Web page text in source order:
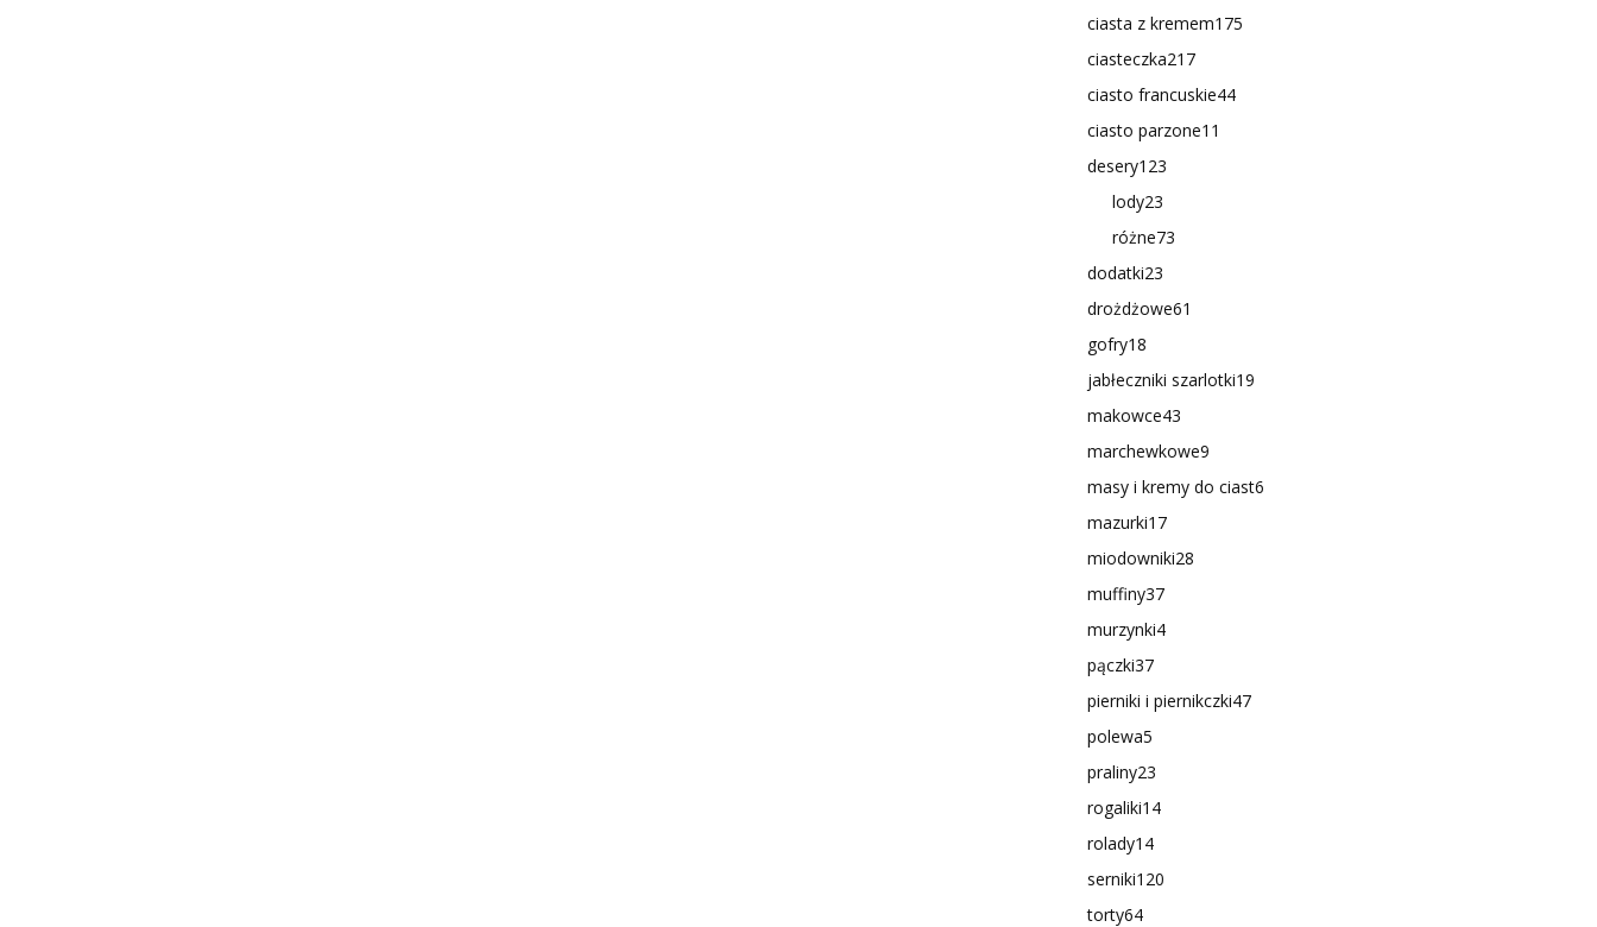
ciasta z kremem175
ciasteczka217
ciasto francuskie44
ciasto parzone11
desery123
lody23
różne73
dodatki23
drożdżowe61
gofry18
jabłeczniki szarlotki19
makowce43
marchewkowe9
masy i kremy do ciast6
mazurki17
miodowniki28
muffiny37
murzynki4
pączki37
pierniki i piernikczki47
polewa5
praliny23
rogaliki14
rolady14
serniki120
torty64